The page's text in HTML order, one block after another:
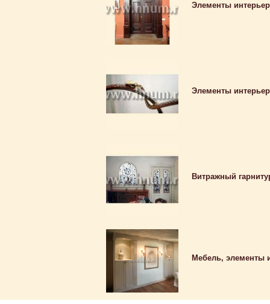
Элементы
Элементы
Витражный
Мебель, элементы